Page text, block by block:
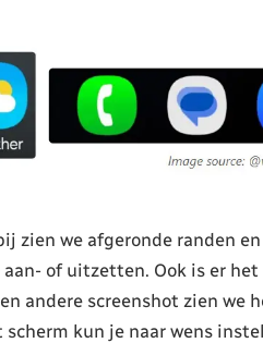
zien we afgeronde randen
of uitzetten. Ook is er
andere screenshot zien we
kun je naar wens